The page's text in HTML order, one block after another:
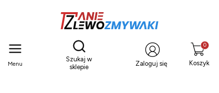
Menu
Otwórz wyszukiwarkę
Szukaj w
sklepie
Zaloguj się Koszyk